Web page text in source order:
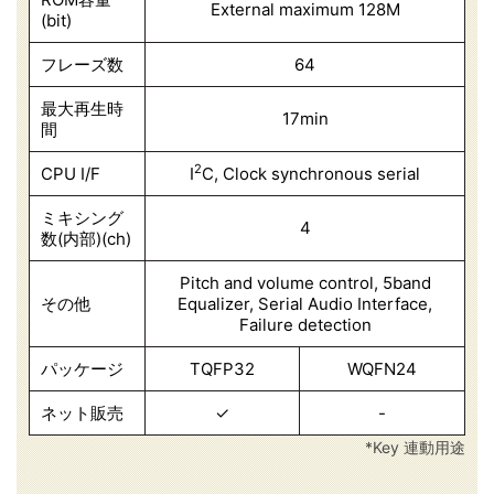
(bit)
External maximum 128M
フレーズ数 64
最大再生時
間
17min
CPU I/F I2C, Clock synchronous serial
ミキシング
数(内部)(ch)
4
その他
Pitch and volume control, 5band
Equalizer, Serial Audio Interface,
Failure detection
パッケージ TQFP32 WQFN24
ネット販売 ✓ -
*Key 連動用途